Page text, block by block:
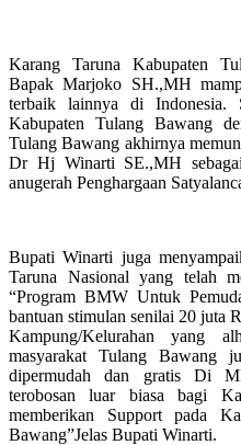
Karang Taruna Kabupaten
Bapak Marjoko SH.,MH
terbaik lainnya di Indonesia.
Kabupaten Tulang Bawang
Tulang Bawang akhirnya
Dr Hj Winarti SE.,MH
anugerah Penghargaan
Bupati Winarti juga
Taruna Nasional yang telah
“Program BMW Untuk
bantuan stimulan senilai 20 juta
Kampung/Kelurahan yang
masyarakat Tulang Bawang
dipermudah dan gratis Di
terobosan luar biasa bagi
memberikan Support pada
Bawang”Jelas Bupati Winarti.